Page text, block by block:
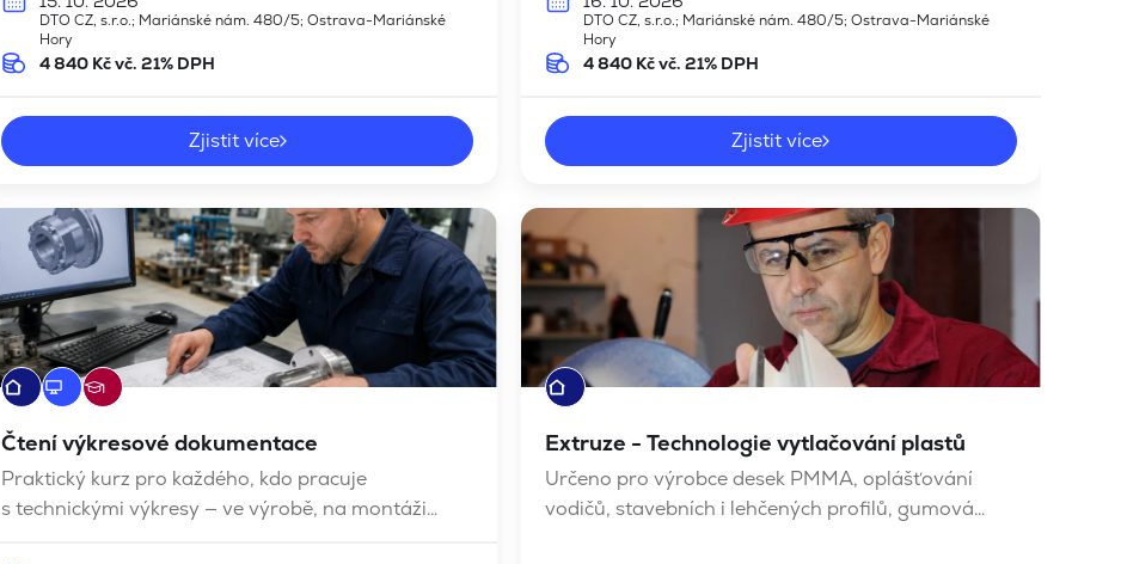
DTO CZ, s.r.o.; Mariánské nám. 480/5; Ostrava-Mariánské
Hory
4 840 Kč vč. 21% DPH
Zjistit více
možné řešit vady vlastních výlisků.
DTO CZ, s.r.o.; Mariánské nám. 480/5; Ostrava-Mariánské
Hory
4 840 Kč vč. 21% DPH
Zjistit více
Čtení výkresové dokumentace
Praktický kurz pro každého, kdo pracuje
s technickými výkresy — ve výrobě, na montáži
Extruze - Technologie vytlačování plastů
Určeno pro výrobce desek PMMA, oplášťování
vodičů, stavebních i lehčených profilů, gumová